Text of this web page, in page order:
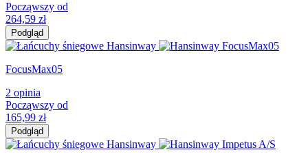
Począwszy od
264,59 zł
Podgląd
FocusMax05
2 opinia
Począwszy od
165,99 zł
Podgląd